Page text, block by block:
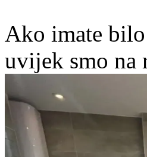
Ako imate
uvijek smo na